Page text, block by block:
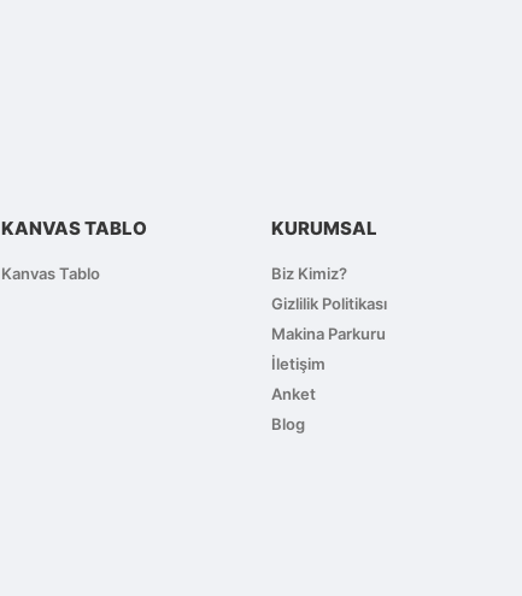
KANVAS TABLO
Kanvas Tablo
KURUMSAL
Biz Kimiz?
Gizlilik Politikası
Makina Parkuru
İletişim
Anket
Blog